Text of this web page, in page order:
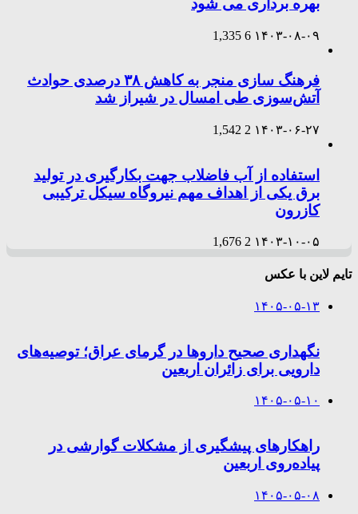
بهره برداری می شود
۱۴۰۳-۰۸-۰۹ 6
1,335
فرهنگ سازی منجر به کاهش ۳۸ درصدی حوادث
آتش‌سوزی طی امسال در شیراز شد
۱۴۰۳-۰۶-۲۷ 2
1,542
استفاده از آب فاضلاب جهت بکارگیری در تولید
برق یکی از اهداف مهم نیروگاه سیکل ترکیبی
کازرون
۱۴۰۳-۱۰-۰۵ 2
1,676
تایم لاین با عکس
۱۴۰۵-۰۵-۱۳
نگهداری صحیح داروها در گرمای عراق؛ توصیه‌های
دارویی برای زائران اربعین
۱۴۰۵-۰۵-۱۰
راهکارهای پیشگیری از مشکلات گوارشی در
پیاده‌روی اربعین
۱۴۰۵-۰۵-۰۸